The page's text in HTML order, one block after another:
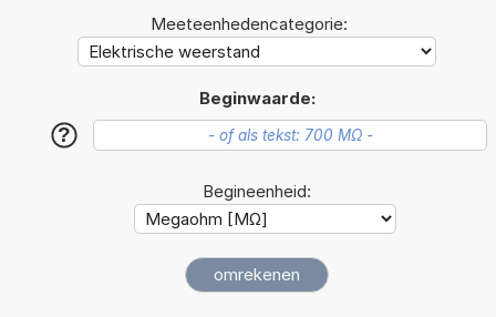
Meeteenhedencategorie:
Beginwaarde:
?
Begineenheid: